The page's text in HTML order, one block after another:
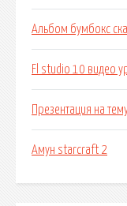
Альбом бумбокс
Fl studio 10 видео
Презентация на
Амун starcraft 2